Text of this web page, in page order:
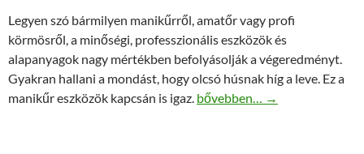
Legyen szó bármilyen manikűrről, amatőr vagy profi
körmösről, a minőségi, professzionális eszközök és
alapanyagok nagy mértékben befolyásolják a végeredményt.
Gyakran hallani a mondást, hogy olcsó húsnak híg a leve. Ez a
manikűr eszközök kapcsán is igaz. Csodás manikűr a
bővebben… →